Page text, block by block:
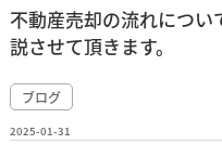
不動産売却の流れについ
説させて頂きます。
ブログ
2025-01-31